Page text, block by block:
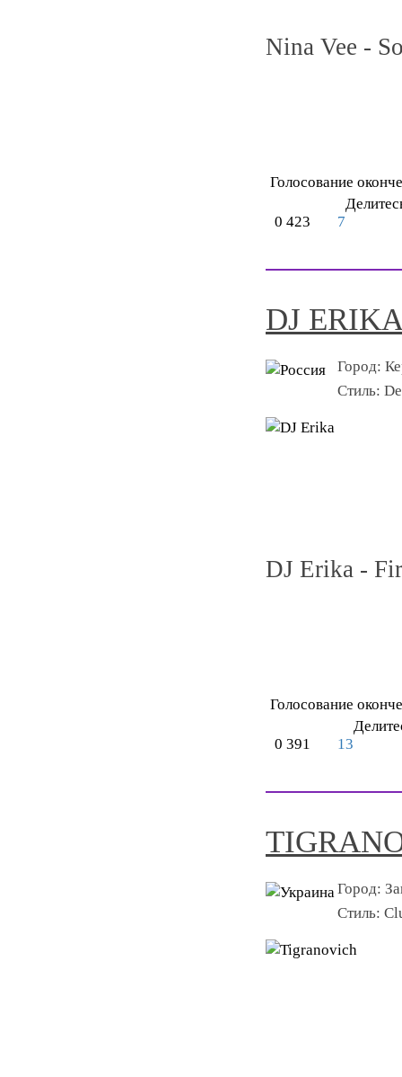
Nina Vee -
Голосование
7
0 423
DJ
Город:
Стиль:
DJ Erika -
Голосование
13
0 391
Город:
Стиль: